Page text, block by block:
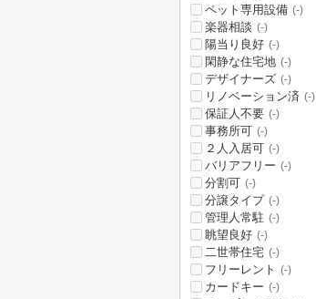
ペット専用設備 (-)
楽器相談 (-)
陽当り良好 (-)
閑静な住宅地 (-)
デザイナーズ (-)
リノベーション済 (-)
保証人不要 (-)
事務所可 (-)
２人入居可 (-)
バリアフリー (-)
分割可 (-)
分譲タイプ (-)
管理人常駐 (-)
眺望良好 (-)
二世帯住宅 (-)
フリーレント (-)
カードキー (-)